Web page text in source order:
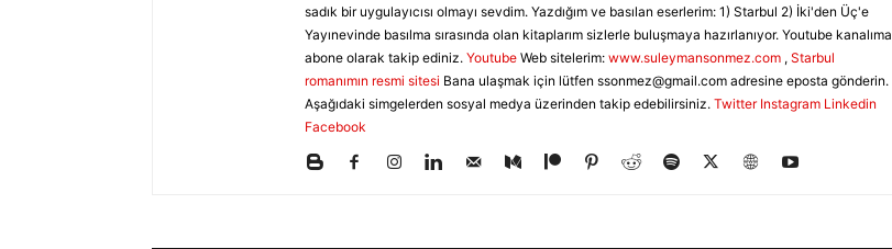
sadık bir uygulayıcısı olmayı sevdim. Yazdığım ve basılan eserlerim: 1) Starbul 2) İki'den Üç'e
Yayınevinde basılma sırasında olan kitaplarım sizlerle buluşmaya hazırlanıyor. Youtube kanalıma
abone olarak takip ediniz. Youtube Web sitelerim: www.suleymansonmez.com , Starbul
romanımın resmi sitesi Bana ulaşmak için lütfen ssonmez@gmail.com adresine eposta gönderin.
Aşağıdaki simgelerden sosyal medya üzerinden takip edebilirsiniz. Twitter Instagram Linkedin
Facebook